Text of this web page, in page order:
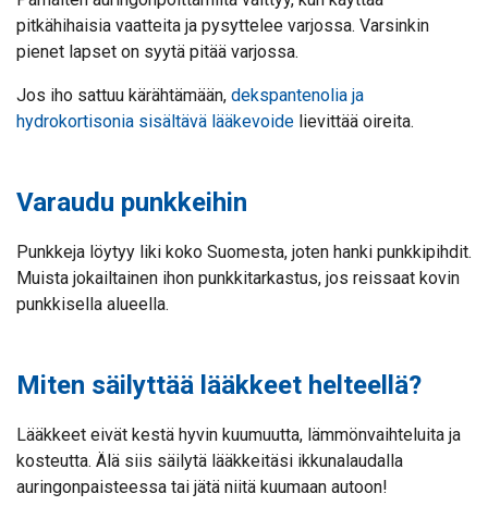
pitkähihaisia vaatteita ja pysyttelee varjossa. Varsinkin
pienet lapset on syytä pitää varjossa.
Jos iho sattuu kärähtämään, dekspantenolia ja
hydrokortisonia sisältävä lääkevoide lievittää oireita.
Varaudu punkkeihin
Punkkeja löytyy liki koko Suomesta, joten hanki punkkipihdit.
Muista jokailtainen ihon punkkitarkastus, jos reissaat kovin
punkkisella alueella.
Miten säilyttää lääkkeet helteellä?
Lääkkeet eivät kestä hyvin kuumuutta, lämmönvaihteluita ja
kosteutta. Älä siis säilytä lääkkeitäsi ikkunalaudalla
auringonpaisteessa tai jätä niitä kuumaan autoon!